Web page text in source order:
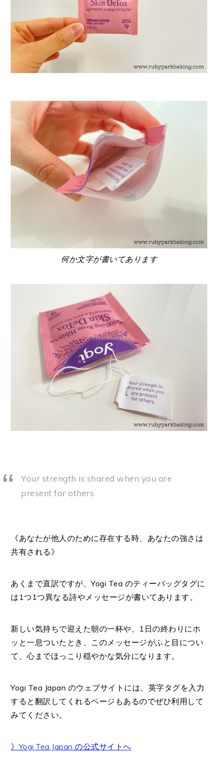
何か文字が書いてあります
Your strength is shared when you are
present for others
《あなたが他人のために存在する時、あなたの強さは
共有される》
あくまで直訳ですが、Yogi Tea のティーバッグタグに
は1つ1つ異なる詩やメッセージが書いてあります。
新しい気持ちで迎えた朝の一杯や、1日の終わりにホ
ッと一息ついたとき、 このメッセージがふと目につい
て、心までほっこり穏やかな気分になります。
Yogi Tea Japan のウェブサイトには、英字タグを入力
すると翻訳してくれるページもあるのでぜひ利用して
みてください。
》Yogi Tea Japan の公式サイトへ